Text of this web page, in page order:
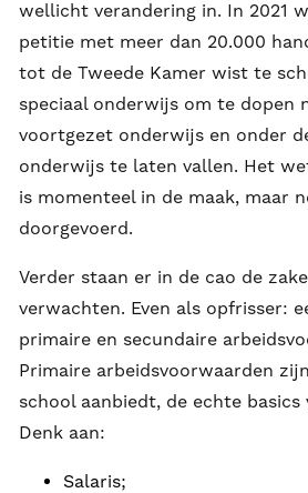
wellicht verandering in. In 2021
petitie met meer dan 20.000
tot de Tweede Kamer wist te
speciaal onderwijs om te dopen
voortgezet onderwijs en onder
onderwijs te laten vallen. Het
is momenteel in de maak, maar
doorgevoerd.
Verder staan er in de cao de
verwachten. Even als opfrisser:
primaire en secundaire
Primaire arbeidsvoorwaarden
school aanbiedt, de echte
Denk aan:
Salaris;